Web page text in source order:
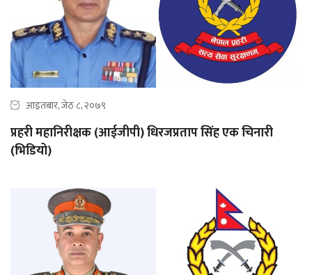
आइतबार, जेठ ८, २०७९
प्रहरी महानिरीक्षक (आईजीपी) धिरजप्रताप सिंह एक चिनारी
(भिडियो)